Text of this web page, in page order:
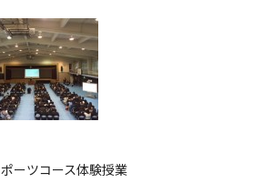
ツコース体験授業